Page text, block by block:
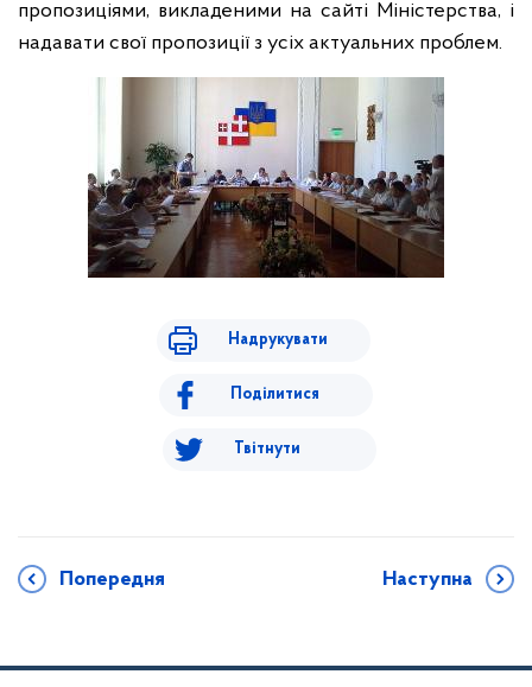
пропозиціями, викладеними на сайті Міністерства, і
надавати свої пропозиції з усіх актуальних проблем.
Надрукувати
Поділитися
Твітнути
Попередня Наступна